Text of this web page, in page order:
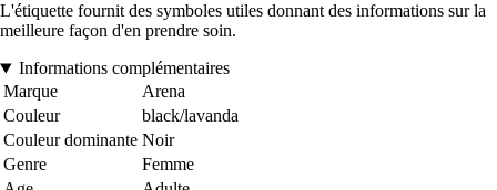
L'étiquette fournit des symboles utiles donnant des informations sur la
meilleure façon d'en prendre soin.
Informations complémentaires
Marque
Arena
Couleur
black/lavanda
Couleur dominante Noir
Genre
Femme